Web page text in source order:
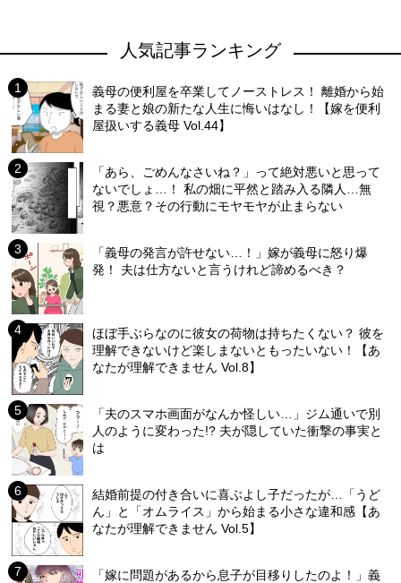
人気記事ランキング
義母の便利屋を卒業してノーストレス！ 離婚から始
まる妻と娘の新たな人生に悔いはなし！【嫁を便利
屋扱いする義母 Vol.44】
「あら、ごめんなさいね？」って絶対悪いと思って
ないでしょ…！ 私の畑に平然と踏み入る隣人…無
視？悪意？その行動にモヤモヤが止まらない
「義母の発言が許せない…！」嫁が義母に怒り爆
発！ 夫は仕方ないと言うけれど諦めるべき？
ほぼ手ぶらなのに彼女の荷物は持ちたくない？ 彼を
理解できないけど楽しまないともったいない！【あ
なたが理解できません Vol.8】
「夫のスマホ画面がなんか怪しい…」ジム通いで別
人のように変わった!? 夫が隠していた衝撃の事実と
は
結婚前提の付き合いに喜ぶよし子だったが…「うど
ん」と「オムライス」から始まる小さな違和感【あ
なたが理解できません Vol.5】
「嫁に問題があるから息子が目移りしたのよ！」義